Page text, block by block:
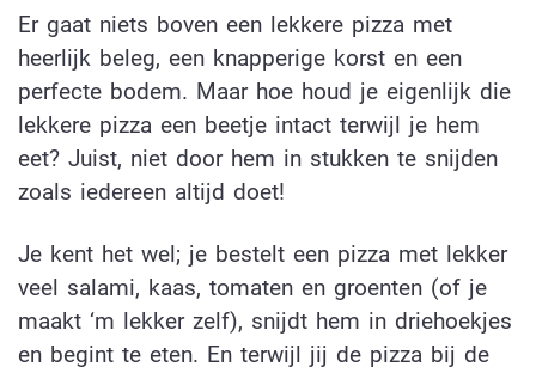
Er gaat niets boven een lekkere pizza met
heerlijk beleg, een knapperige korst en een
perfecte bodem. Maar hoe houd je eigenlijk die
lekkere pizza een beetje intact terwijl je hem
eet? Juist, niet door hem in stukken te snijden
zoals iedereen altijd doet!
Je kent het wel; je bestelt een pizza met lekker
veel salami, kaas, tomaten en groenten (of je
maakt ‘m lekker zelf), snijdt hem in driehoekjes
en begint te eten. En terwijl jij de pizza bij de